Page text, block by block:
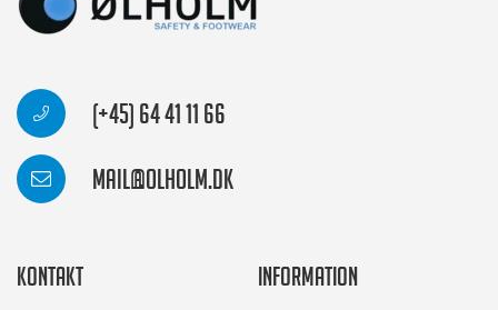
(+45) 64 41 11 66
mail@olholm.dk
Kontakt Information